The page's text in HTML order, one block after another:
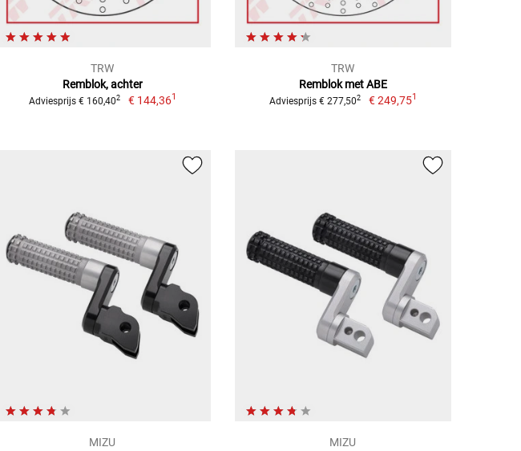
TRW
Remblok, achter
Adviesprijs € 160,402 € 144,361
TRW
Remblok met ABE
Adviesprijs € 277,502 € 249,751
MIZU
MIZU